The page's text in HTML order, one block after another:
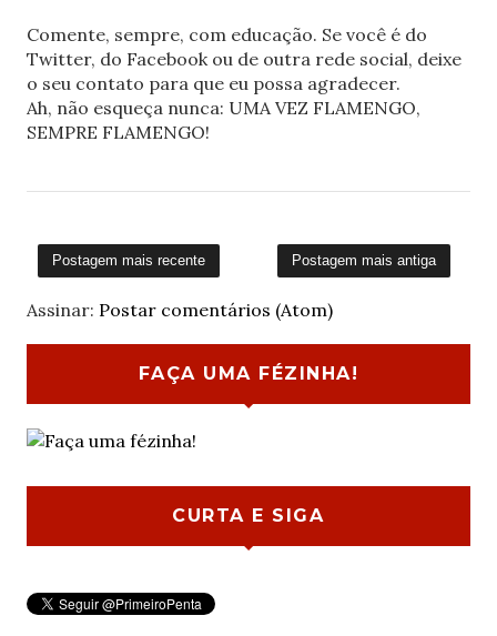
Comente, sempre, com educação. Se você é do
Twitter, do Facebook ou de outra rede social, deixe
o seu contato para que eu possa agradecer.
Ah, não esqueça nunca: UMA VEZ FLAMENGO,
SEMPRE FLAMENGO!
Postagem mais recente Postagem mais antiga
Assinar: Postar comentários (Atom)
FAÇA UMA FÉZINHA!
CURTA E SIGA